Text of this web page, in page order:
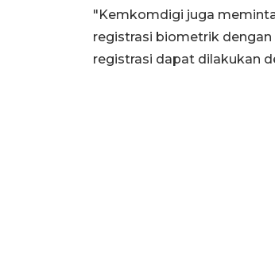
"Kemkomdigi juga
registrasi biometrik dengan
registrasi dapat dilakukan